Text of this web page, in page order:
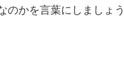
のかを言葉にしましょ